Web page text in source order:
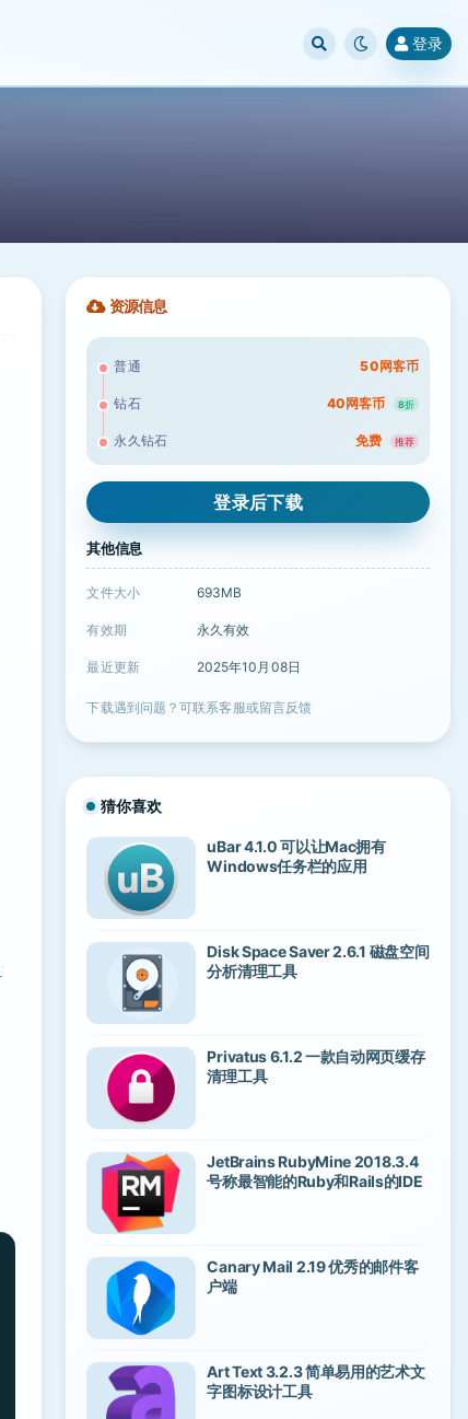
登录
资源信息
普通 50网客币
钻石 40网客币 8折
永久钻石 免费 推荐
登录后下载
其他信息
文件大小 693MB
有效期 永久有效
最近更新 2025年10月08日
下载遇到问题？可联系客服或留言反馈
猜你喜欢
uBar 4.1.0 可以让Mac拥有
Windows任务栏的应用
Disk Space Saver 2.6.1 磁盘空间
分析清理工具
Privatus 6.1.2 一款自动网页缓存
清理工具
JetBrains RubyMine 2018.3.4
号称最智能的Ruby和Rails的IDE
Canary Mail 2.19 优秀的邮件客
户端
Art Text 3.2.3 简单易用的艺术文
字图标设计工具